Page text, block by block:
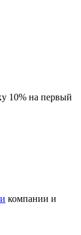
10% на первый
компании и